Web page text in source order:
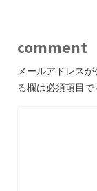
comment
メールアドレス
る欄は必須項目で